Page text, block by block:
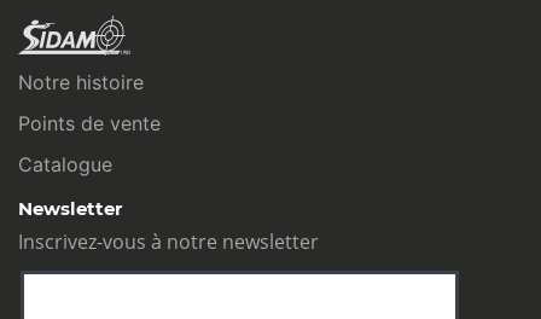
Notre histoire
Points de vente
Catalogue
Newsletter
Inscrivez-vous à notre newsletter